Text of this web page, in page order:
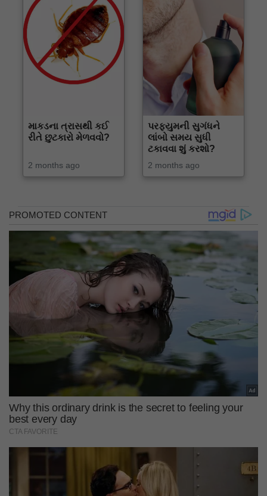
માકડના ત્રાસથી કઈ
રીતે છુટકારો મેળવવો?
2 months ago
પરફ્યુમની સુગંધને
લાંબો સમય સુધી
ટકાવવા શું કરશો?
2 months ago